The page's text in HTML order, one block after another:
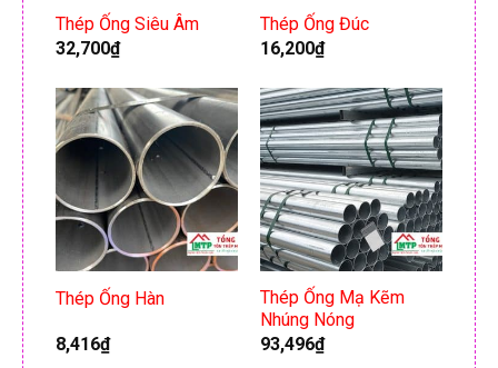
Thép Ống Siêu Âm
32,700₫
Thép Ống Đúc
16,200₫
Thép Ống Hàn
8,416₫
Thép Ống Mạ Kẽm
Nhúng Nóng
93,496₫